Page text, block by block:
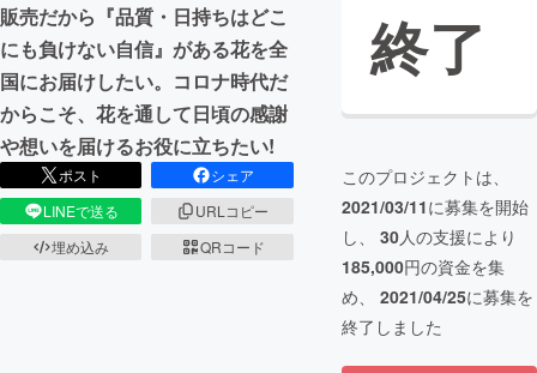
販売だから『品質・日持ちはどこ
にも負けない自信』がある花を全
国にお届けしたい。コロナ時代だ
からこそ、花を通して日頃の感謝
や想いを届けるお役に立ちたい!
ポスト
シェア
LINEで送る
URLコピー
埋め込み
QRコード
終了
このプロジェクトは、
2021/03/11に募集を開始
し、 30人の支援により
185,000円の資金を集
め、 2021/04/25に募集を
終了しました